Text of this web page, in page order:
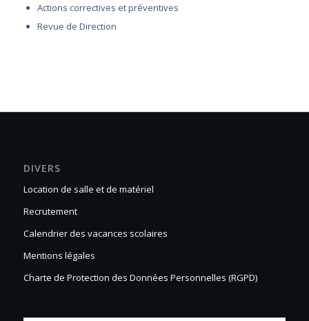
Actions correctives et préventives
Revue de Direction
DIVERS
Location de salle et de matériel
Recrutement
Calendrier des vacances scolaires
Mentions légales
Charte de Protection des Données Personnelles (RGPD)